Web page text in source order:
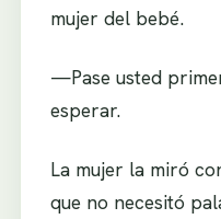
mujer del bebé.
—Pase usted
esperar.
La mujer la miró
que no necesitó